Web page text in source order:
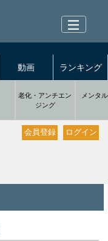
動画 ランキング
老化・アンチエン
ジング
メンタ
ログイン
会員登録